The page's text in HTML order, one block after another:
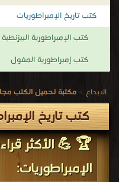
كتب تاريخ الإمبراطوريات
كتب تاريخ الإمبراطوريات
كتب الإمبراطورية البيزنطية
كتب إمبراطورية المغول
الابداع > مكتبة تحميل الكتب
كتب تاريخ
🏆 💪 الأكثر
الإمبراطوريات: